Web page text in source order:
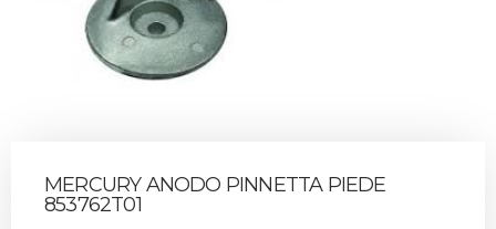
MERCURY ANODO PINNETTA PIEDE
853762T01